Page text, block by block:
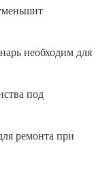
необходим для
под
ремонта при